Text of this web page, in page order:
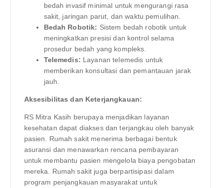
bedah invasif minimal untuk mengurangi rasa
sakit, jaringan parut, dan waktu pemulihan.
Bedah Robotik: Sistem bedah robotik untuk
meningkatkan presisi dan kontrol selama
prosedur bedah yang kompleks.
Telemedis: Layanan telemedis untuk
memberikan konsultasi dan pemantauan jarak
jauh.
Aksesibilitas dan Keterjangkauan:
RS Mitra Kasih berupaya menjadikan layanan
kesehatan dapat diakses dan terjangkau oleh banyak
pasien. Rumah sakit menerima berbagai bentuk
asuransi dan menawarkan rencana pembayaran
untuk membantu pasien mengelola biaya pengobatan
mereka. Rumah sakit juga berpartisipasi dalam
program penjangkauan masyarakat untuk